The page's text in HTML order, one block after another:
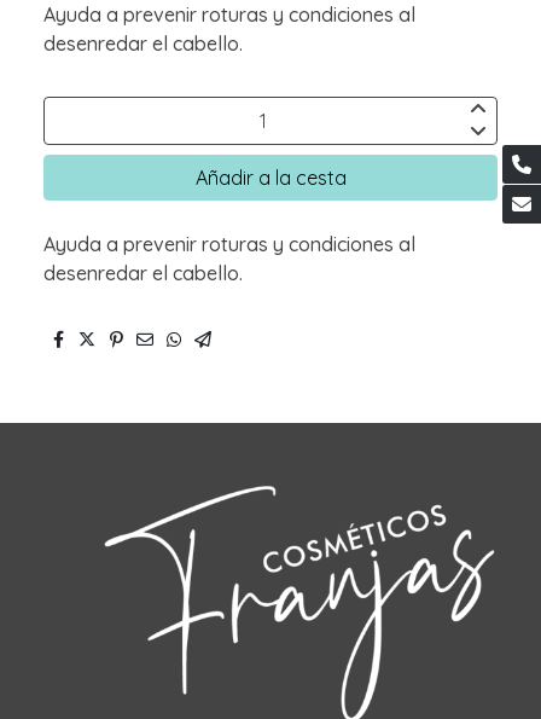
Ayuda a prevenir roturas y condiciones al
desenredar el cabello.
Añadir a la cesta
Ayuda a prevenir roturas y condiciones al
desenredar el cabello.